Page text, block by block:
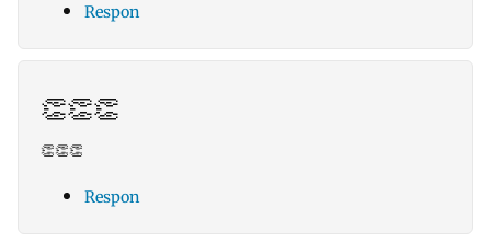
Respon
👏👏👏
👏👏👏
Respon